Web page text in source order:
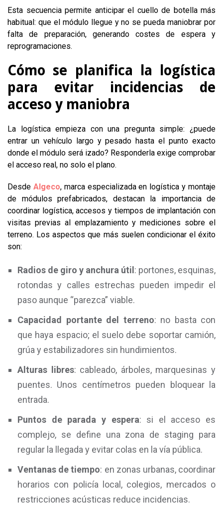
Esta secuencia permite anticipar el cuello de botella más
habitual: que el módulo llegue y no se pueda maniobrar por
falta de preparación, generando costes de espera y
reprogramaciones.
Cómo se planifica la logística
para evitar incidencias de
acceso y maniobra
La logística empieza con una pregunta simple: ¿puede
entrar un vehículo largo y pesado hasta el punto exacto
donde el módulo será izado? Responderla exige comprobar
el acceso real, no solo el plano.
Desde Algeco, marca especializada en logística y montaje
de módulos prefabricados, destacan la importancia de
coordinar logística, accesos y tiempos de implantación con
visitas previas al emplazamiento y mediciones sobre el
terreno. Los aspectos que más suelen condicionar el éxito
son:
Radios de giro y anchura útil : portones, esquinas,
rotondas y calles estrechas pueden impedir el
paso aunque “parezca” viable.
Capacidad portante del terreno: no basta con
que haya espacio; el suelo debe soportar camión,
grúa y estabilizadores sin hundimientos.
Alturas libres: cableado, árboles, marquesinas y
puentes. Unos centímetros pueden bloquear la
entrada.
Puntos de parada y espera: si el acceso es
complejo, se define una zona de staging para
regular la llegada y evitar colas en la vía pública.
Ventanas de tiempo: en zonas urbanas, coordinar
horarios con policía local, colegios, mercados o
restricciones acústicas reduce incidencias.